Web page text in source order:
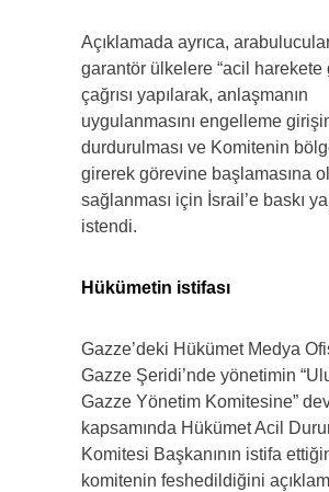
Açıklamada ayrıca,
garantör ülkelere “acil harekete
çağrısı yapılarak, anlaşmanın
uygulanmasını engelleme
durdurulması ve Komitenin
girerek görevine başlamasına
sağlanması için İsrail’e baskı
istendi.
Hükümetin istifası
Gazze’deki Hükümet Medya
Gazze Şeridi’nde yönetimin
Gazze Yönetim Komitesine”
kapsamında Hükümet Acil
Komitesi Başkanının istifa
komitenin feshedildiğini